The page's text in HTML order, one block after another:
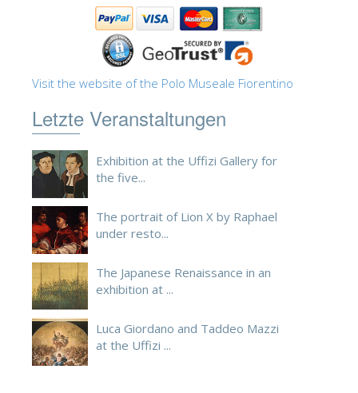
Visit the website of the Polo Museale Fiorentino
Letzte Veranstaltungen
Exhibition at the Uffizi Gallery for
the five...
The portrait of Lion X by Raphael
under resto...
The Japanese Renaissance in an
exhibition at ...
Luca Giordano and Taddeo Mazzi
at the Uffizi ...